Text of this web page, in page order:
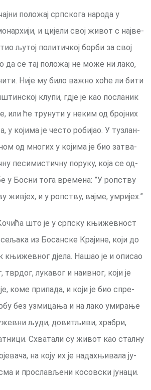
по­ло­жај срп­ско­га на­ро­да у
и ци­је­ли свој жи­вот с нај­ве­
љу­тој по­ли­тич­кој бор­би за свој
да се тај по­ло­жај не мо­же ни ла­ко,
Ни­је му би­ло ва­жно хо­ће ли би­ти
клу­пи, гдје је као по­сла­ник
или ће тру­ну­ти у не­ким од број­них
у ко­ји­ма је че­сто ро­би­јао. У ту­злан­
од мно­гих у ко­ји­ма је био за­тва­
пе­си­ми­стич­ну по­ру­ку, ко­ја се од­
у Бо­сни то­га вре­ме­на: ”У роп­ству
жи­вјех, и у роп­ству, вај­ме, умри­јех.”
што је у срп­ску књи­жев­ност
из Бо­сан­ске Кра­ји­не, ко­ји до
књи­жев­ног дје­ла. На­шао је и опи­сао
твр­дог, лу­ка­вог и на­ив­ног, ко­ји је
ко­ме при­па­да, и који је био спре­
без уз­ми­ца­ња и на ла­ко уми­ра­ње
љу­ди, до­ви­тљи­ви, хра­бри,
Схва­та­ли су жи­вот као стал­ну
на ко­ју их је на­дах­њи­ва­ла ју­
и про­сла­вље­ни ко­сов­ски ју­на­ци.